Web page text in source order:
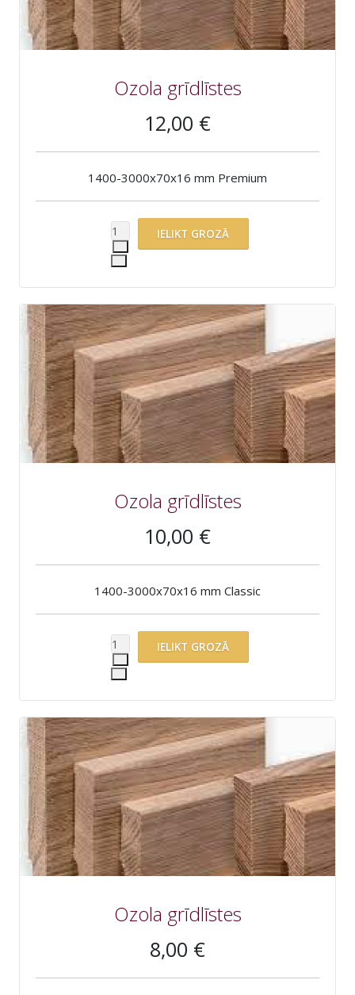
Ozola grīdlīstes
12,00 €
1400-3000x70x16 mm Premium
Ozola grīdlīstes
10,00 €
1400-3000x70x16 mm Classic
Ozola grīdlīstes
8,00 €